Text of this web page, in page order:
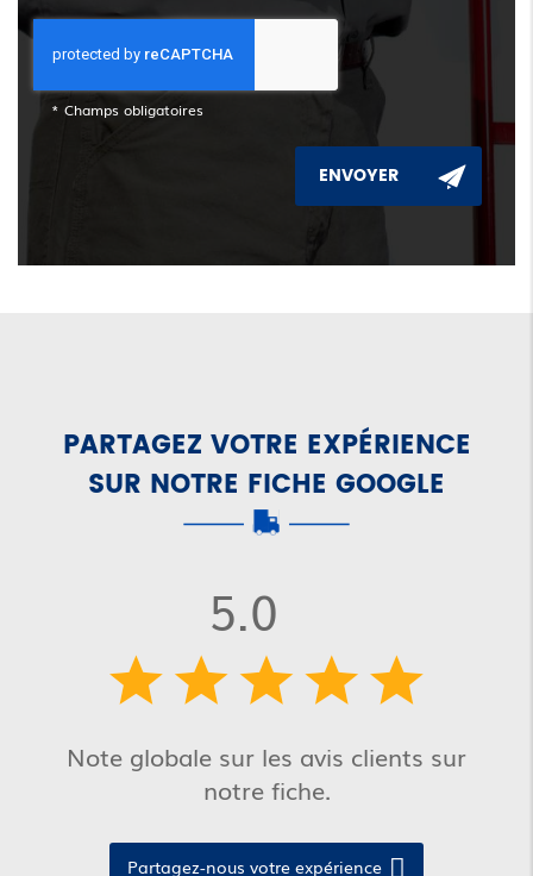
* Champs obligatoires
PARTAGEZ VOTRE EXPÉRIENCE
SUR NOTRE FICHE GOOGLE
5.0
Note globale sur les avis clients sur
notre fiche.
Partagez-nous votre expérience